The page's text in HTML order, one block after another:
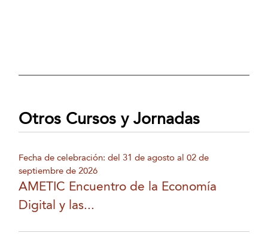
Otros Cursos y Jornadas
Fecha de celebración: del 31 de agosto al 02 de
septiembre de 2026
AMETIC Encuentro de la Economía
Digital y las...